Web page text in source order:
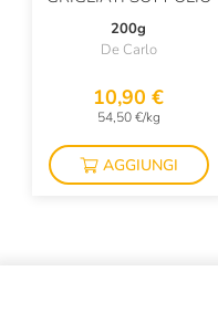
200g
De Carlo
10,90 €
54,50 €/kg
AGGIUNGI